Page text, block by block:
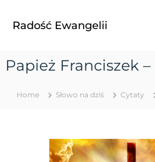
Radość Ewangelii
Papież Franciszek –
Home Słowo na dziś Cytaty